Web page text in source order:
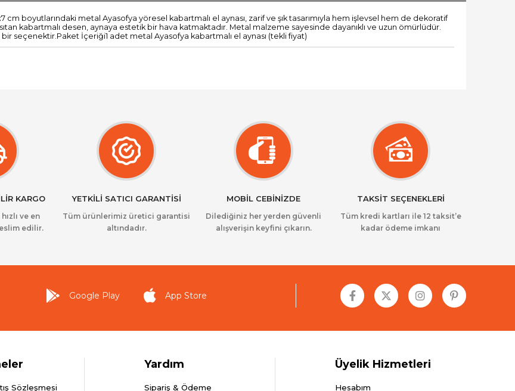
cm boyutlarındaki metal Ayasofya yöresel kabartmalı el aynası, zarif ve şık tasarımıyla hem işlevsel hem de dekoratif
kabartmalı desen, aynaya estetik bir hava katmaktadır. Metal malzeme sayesinde dayanıklı ve uzun ömürlüdür.
seçenektir.Paket İçeriği1 adet metal Ayasofya kabartmalı el aynası (tekli fiyat)
KARGO
ve en
edilir.
YETKİLİ SATICI GARANTİSİ
Tüm ürünlerimiz üretici garantisi
altındadır.
MOBİL CEBİNİZDE
Dilediğiniz her yerden güvenli
alışverişin keyfini çıkarın.
TAKSİT SEÇENEKLERİ
Tüm kredi kartları ile 12 taksit’e
kadar ödeme imkanı
Google Play App Store
Sözleşmesi
Yardım
Sipariş & Ödeme
Üyelik Hizmetleri
Hesabım